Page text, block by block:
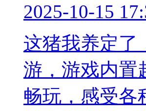
2025-10-15
这猪我养定了
游，游戏内置
畅玩，感受各